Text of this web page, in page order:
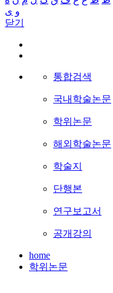
و ی
닫기
통합검색
국내학술논문
학위논문
해외학술논문
학술지
단행본
연구보고서
공개강의
home
학위논문